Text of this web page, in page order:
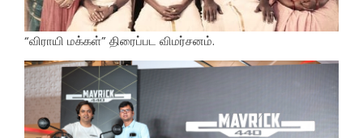
“விராயி மக்கள்” திரைப்பட விமர்சனம்.